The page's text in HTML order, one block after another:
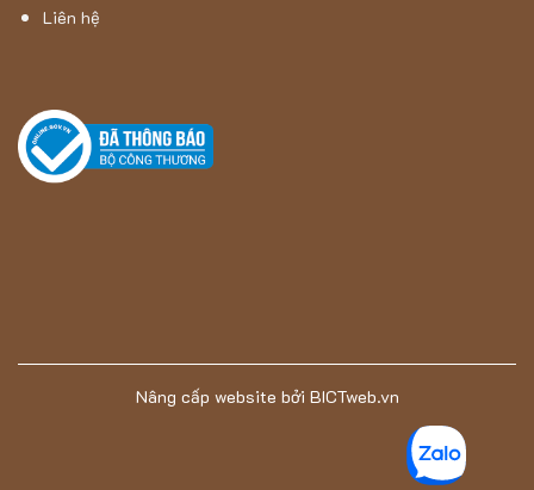
Liên hệ
Nâng cấp website bởi BICTweb.vn